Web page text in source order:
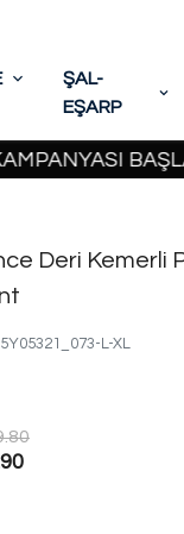
ŞAL-
EŞARP
BAŞLADI! |
Deri Kemerli
L-XL